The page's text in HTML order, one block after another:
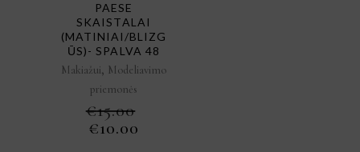
PAESE
SKAISTALAI
(MATINIAI/BLIZG
ŪS)- SPALVA 48
Makiažui, Modeliavimo
priemonės
€15.00
ORIGINAL
€10.00